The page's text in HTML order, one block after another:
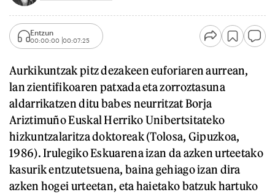
Entzun
00:00:00 00:07:25
Aurkikuntzak pitz dezakeen euforiaren aurrean,
lan zientifikoaren patxada eta zorroztasuna
aldarrikatzen ditu babes neurritzat Borja
Ariztimuño Euskal Herriko Unibertsitateko
hizkuntzalaritza doktoreak (Tolosa, Gipuzkoa,
1986). Irulegiko Eskuarena izan da azken urteetako
kasurik entzutetsuena, baina gehiago izan dira
azken hogei urteetan, eta haietako batzuk hartuko